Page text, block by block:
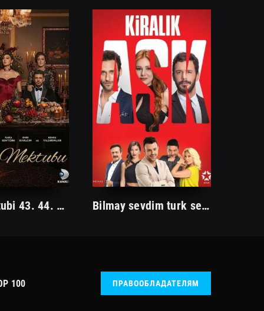
Vido maktubi 43. 44. 45. 46. 47. 48. 49. 50. 51. 5.2 .53. 54. 55. 56. 57. 58. 59. 60 Qism Uzbek tilida Turk seriali Bilmay sevdim turk seriali barcha qismlar
100 ПРАВООБЛАДАТЕЛЯМ